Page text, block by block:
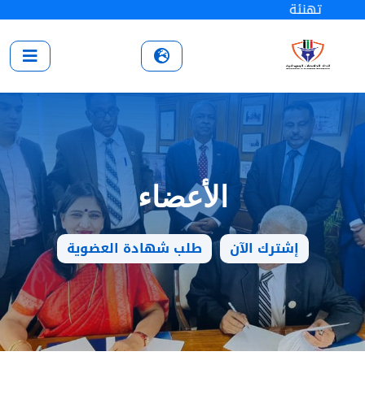
تهنئة
الأعضاء
طلب شهادة العضوية إشترك الآن